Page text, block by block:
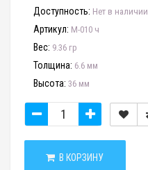
Доступность: Нет в наличии
Артикул: М-010 ч
Вес: 9.36 гр
Толщина: 6.6 мм
Высота: 36 мм
В КОРЗИНУ